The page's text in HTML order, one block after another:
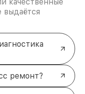
ремонт?